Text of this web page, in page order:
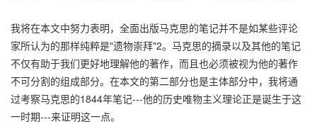
我将在本文中努力表明，全面出版马克思的笔记并不是如某些评论
家所认为的那样纯粹是"遗物崇拜"2。马克思的摘录以及其他的笔记
不仅有助于我们更好地理解他的著作，而且也必须被视为他的著作
不可分割的组成部分。在本文的第二部分也是主体部分中，我将通
过考察马克思的1844年笔记---他的历史唯物主义理论正是诞生于这
一时期---来证明这一点。